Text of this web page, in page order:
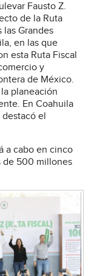
Fausto Z.
de la Ruta
las Grandes
en las que
esta Ruta Fiscal
y
de México.
planeación
En Coahuila
el
a cabo en cinco
de 500 millones